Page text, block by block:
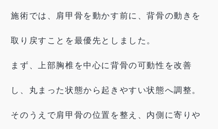
施術では、肩甲骨を動かす前に、背骨の動きを
取り戻すことを最優先としました。
まず、上部胸椎を中心に背骨の可動性を改善
し、丸まった状態から起きやすい状態へ調整。
そのうえで肩甲骨の位置を整え、内側に寄りや